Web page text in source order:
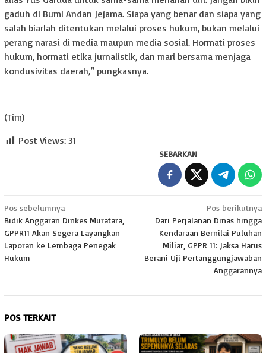
gaduh di Bumi Andan Jejama. Siapa yang benar dan siapa yang
salah biarlah ditentukan melalui proses hukum, bukan melalui
perang narasi di media maupun media sosial. Hormati proses
hukum, hormati etika jurnalistik, dan mari bersama menjaga
kondusivitas daerah,” pungkasnya.
(Tim)
Post Views: 31
SEBARKAN
Navigasi
pos
Pos sebelumnya
Bidik Anggaran Dinkes Muratara,
GPPR11 Akan Segera Layangkan
Laporan ke Lembaga Penegak
Hukum
Pos berikutnya
Dari Perjalanan Dinas hingga
Kendaraan Bernilai Puluhan
Miliar, GPPR 11: Jaksa Harus
Berani Uji Pertanggungjawaban
Anggarannya
POS TERKAIT